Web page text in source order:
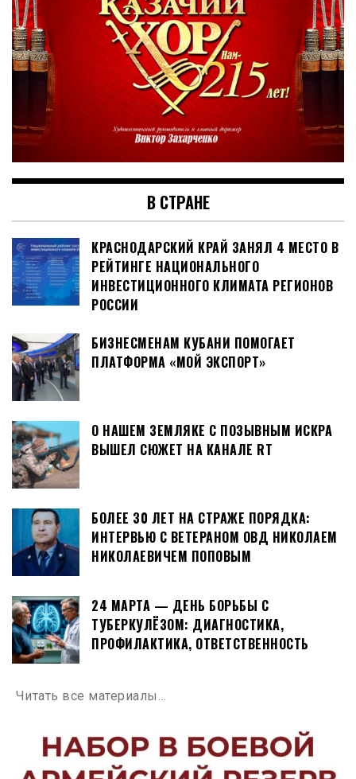
В СТРАНЕ
КРАСНОДАРСКИЙ КРАЙ ЗАНЯЛ 4 МЕСТО В
РЕЙТИНГЕ НАЦИОНАЛЬНОГО
ИНВЕСТИЦИОННОГО КЛИМАТА РЕГИОНОВ
РОССИИ
БИЗНЕСМЕНАМ КУБАНИ ПОМОГАЕТ
ПЛАТФОРМА «МОЙ ЭКСПОРТ»
О НАШЕМ ЗЕМЛЯКЕ С ПОЗЫВНЫМ ИСКРА
ВЫШЕЛ СЮЖЕТ НА КАНАЛЕ RT
БОЛЕЕ 30 ЛЕТ НА СТРАЖЕ ПОРЯДКА:
ИНТЕРВЬЮ С ВЕТЕРАНОМ ОВД НИКОЛАЕМ
НИКОЛАЕВИЧЕМ ПОПОВЫМ
24 МАРТА — ДЕНЬ БОРЬБЫ С
ТУБЕРКУЛЁЗОМ: ДИАГНОСТИКА,
ПРОФИЛАКТИКА, ОТВЕТСТВЕННОСТЬ
Читать все материалы…